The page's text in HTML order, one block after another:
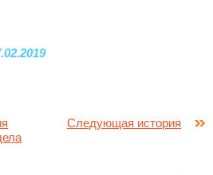
Следующая история